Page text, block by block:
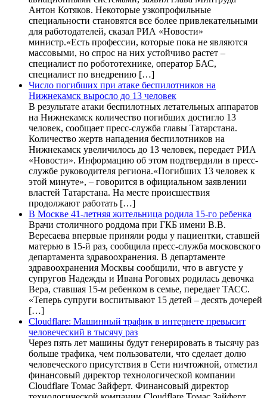
Антон Котяков. Некоторые узкопрофильные
специальности становятся все более привлекательными
для работодателей, сказал РИА «Новости»
министр.«Есть профессии, которые пока не являются
массовыми, но спрос на них устойчиво растет –
специалист по робототехнике, оператор БАС,
специалист по внедрению […]
Число погибших при атаке беспилотников на
Нижнекамск выросло до 13 человек
В результате атаки беспилотных летательных аппаратов
на Нижнекамск количество погибших достигло 13
человек, сообщает пресс-служба главы Татарстана.
Количество жертв нападения беспилотников на
Нижнекамск увеличилось до 13 человек, передает РИА
«Новости». Информацию об этом подтвердили в пресс-
службе руководителя региона.«Погибших 13 человек к
этой минуте», – говорится в официальном заявлении
властей Татарстана. На месте происшествия
продолжают работать […]
В Москве 41-летняя жительница родила 15-го ребенка
Врачи столичного роддома при ГКБ имени В.В.
Вересаева впервые приняли роды у пациентки, ставшей
матерью в 15-й раз, сообщила пресс-служба московского
департамента здравоохранения. В департаменте
здравоохранения Москвы сообщили, что в августе у
супругов Надежды и Ивана Роговых родилась девочка
Вера, ставшая 15-м ребенком в семье, передает ТАСС.
«Теперь супруги воспитывают 15 детей – десять дочерей
[…]
Cloudflare: Машинный трафик в интернете превысит
человеческий в тысячу раз
Через пять лет машины будут генерировать в тысячу раз
больше трафика, чем пользователи, что сделает долю
человеческого присутствия в Сети ничтожной, отметил
финансовый директор технологической компании
Cloudflare Томас Зайферт. Финансовый директор